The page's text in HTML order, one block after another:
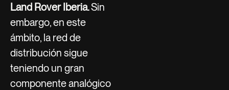
Land Rover Iberia.Sin
embargo, en este
ámbito, la red de
distribución sigue
teniendo un gran
componente analógico